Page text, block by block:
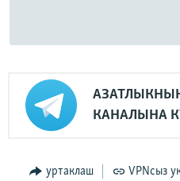
КАНАЛЫНА
уртаклаш VPNсыз